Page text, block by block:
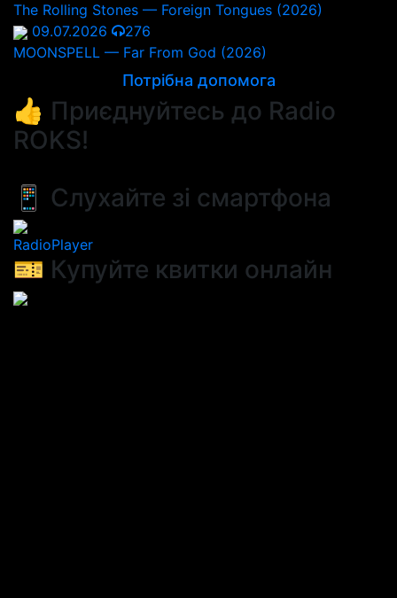
The Rolling Stones — Foreign Tongues (2026)
09.07.2026
276
MOONSPELL — Far From God (2026)
Потрібна допомога
👍 Приєднуйтесь до Radio
ROKS!
📱 Слухайте зі смартфона
RadioPlayer
🎫 Купуйте квитки онлайн